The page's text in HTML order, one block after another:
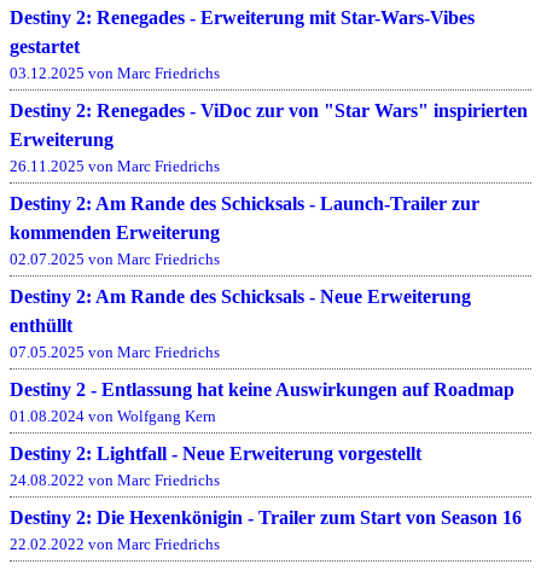
Destiny 2: Renegades - Erweiterung mit Star-Wars-Vibes
gestartet
03.12.2025 von Marc Friedrichs
Destiny 2: Renegades - ViDoc zur von "Star Wars" inspirierten
Erweiterung
26.11.2025 von Marc Friedrichs
Destiny 2: Am Rande des Schicksals - Launch-Trailer zur
kommenden Erweiterung
02.07.2025 von Marc Friedrichs
Destiny 2: Am Rande des Schicksals - Neue Erweiterung
enthüllt
07.05.2025 von Marc Friedrichs
Destiny 2 - Entlassung hat keine Auswirkungen auf Roadmap
01.08.2024 von Wolfgang Kern
Destiny 2: Lightfall - Neue Erweiterung vorgestellt
24.08.2022 von Marc Friedrichs
Destiny 2: Die Hexenkönigin - Trailer zum Start von Season 16
22.02.2022 von Marc Friedrichs